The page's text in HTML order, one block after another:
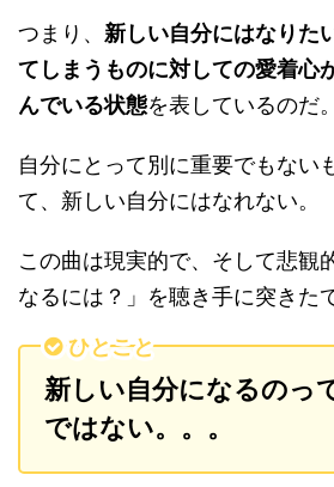
つまり、 新しい自分にはなりた
てしまうものに対しての愛着心
んでいる状態を表しているのだ。
自分にとって別に重要でもない
て、新しい自分にはなれない。
この曲は現実的で、そして悲観
なるには？」を聴き手に突きた
ひとこと
新しい自分になるのっ
ではない。。。